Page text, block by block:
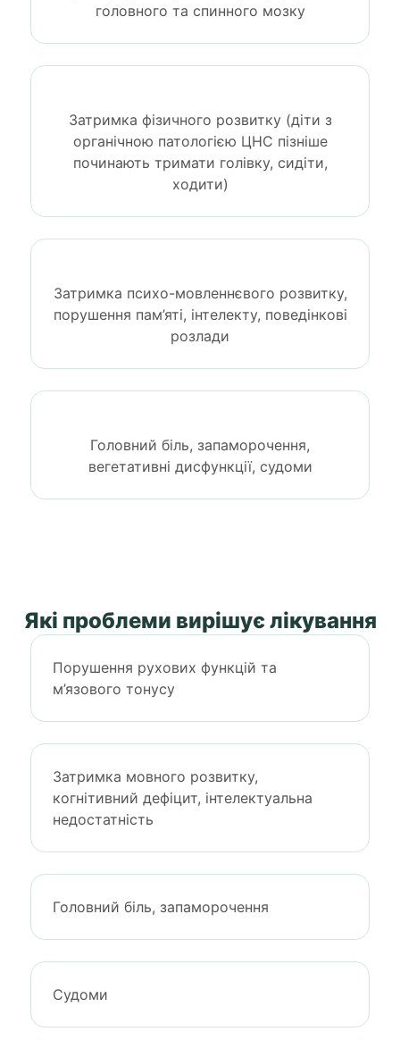
головного та спинного мозку
Затримка фізичного розвитку (діти з
органічною патологією ЦНС пізніше
починають тримати голівку, сидіти,
ходити)
Затримка психо-мовленнєвого розвитку,
порушення пам’яті, інтелекту, поведінкові
розлади
Головний біль, запаморочення,
вегетативні дисфункції, судоми
Які проблеми вирішує лікування
Порушення рухових функцій та
м’язового тонусу
Затримка мовного розвитку,
когнітивний дефіцит, інтелектуальна
недостатність
Головний біль, запаморочення
Судоми